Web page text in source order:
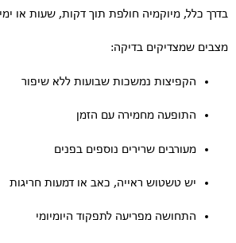
בדרך כלל, מיוקמיה חולפת תוך דקות, שעות או
מצבים שמצדיקים בדיקה:
הקפיצות נמשכות שבועות ללא שיפור
התופעה מחמירה עם הזמן
מעורבים שרירים נוספים בפנים
יש טשטוש ראייה, כאב או דמעות חריגות
התחושה מפריעה לתפקוד היומיומי